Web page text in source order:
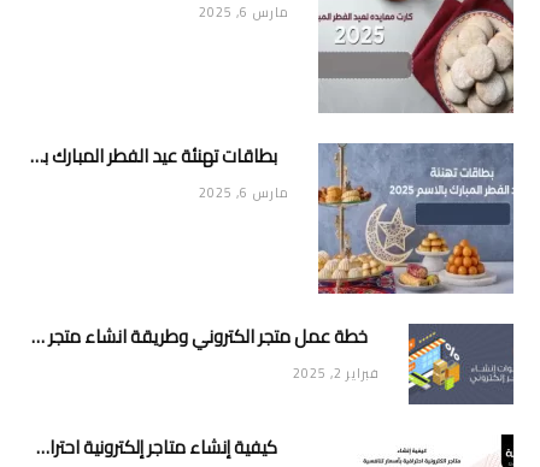
مارس 6, 2025
بطاقات تهنئة عيد الفطر المبارك بالاسم 2025
مارس 6, 2025
خطة عمل متجر الكتروني وطريقة انشاء متجر خاص ناجح ومميز
فبراير 2, 2025
كيفية إنشاء متاجر إلكترونية احترافية بأسعار تنافسية